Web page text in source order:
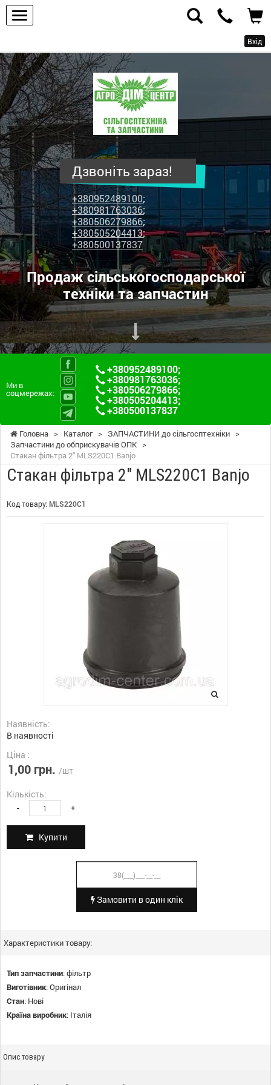
Вхід
ПП
"Агродім-
центр"
-
продаж
сільськогосподарської
техніки
та
запчастин
Дзвоніть зараз!
+380952489100;
+380981763036;
+380506279866;
+380505204413;
+380500137837
Продаж сільськогосподарської
техніки та запчастин
Ми в
соцмережах:
+380952489100;
+380981763036;
+380506279866;
+380505204413;
+380500137837
Головна > Каталог > ЗАПЧАСТИНИ до сільгосптехніки >
Запчастини до обприскувачів ОПК >
Стакан фільтра 2" MLS220C1 Banjo
Стакан фільтра 2" MLS220C1 Banjo
Код товару: MLS220C1
Наявність:
В наявності
Ціна :
1,00 грн. /шт
Кількість:
- +
Купити
Замовити в один клік
Характеристики товару:
Тип запчастини:фільтр
Виготівник:Оригінал
Стан: Нові
Країна виробник: Італія
Опис товару